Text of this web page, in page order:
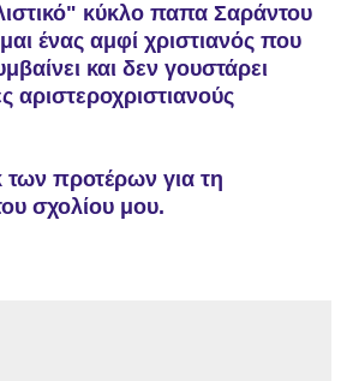
κύκλο παπα Σαράντου
ένας αμφί χριστιανός που
και δεν γουστάρει
αριστεροχριστιανούς
των προτέρων για τη
σχολίου μου.